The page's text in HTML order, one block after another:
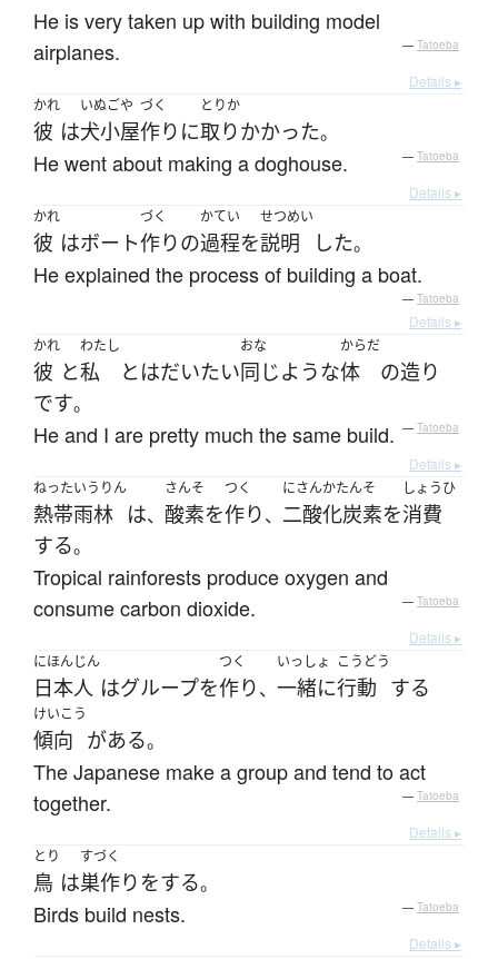
He is very taken up with building model
airplanes.
— Tatoeba
Details ▸
かれ
彼 は
いぬごや
犬小屋
づく
作り に
とりか
取りかかった。
He went about making a doghouse. — Tatoeba
Details ▸
かれ
彼 はボート
づく
作りの
かてい
過程を
せつめい
説明 した。
He explained the process of building a boat.
— Tatoeba
Details ▸
かれ
彼 と
わたし
私 とはだいたい
おな
同じような
からだ
体 の造り
です。
He and I are pretty much the same build. — Tatoeba
Details ▸
ねったいうりん
熱帯雨林 は、
さんそ
酸素を
つく
作り、
にさんかたんそ
二酸化炭素を
しょうひ
消費
する。
Tropical rainforests produce oxygen and
consume carbon dioxide.
— Tatoeba
Details ▸
にほんじん
日本人 はグループを
つく
作り、
いっしょ
一緒に
こうどう
行動 する
けいこう
傾向 がある。
The Japanese make a group and tend to act
together.
— Tatoeba
Details ▸
とり
鳥 は
すづく
巣作り をする。
Birds build nests. — Tatoeba
Details ▸